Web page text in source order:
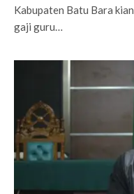
Kabupaten Batu Bara
gaji guru…